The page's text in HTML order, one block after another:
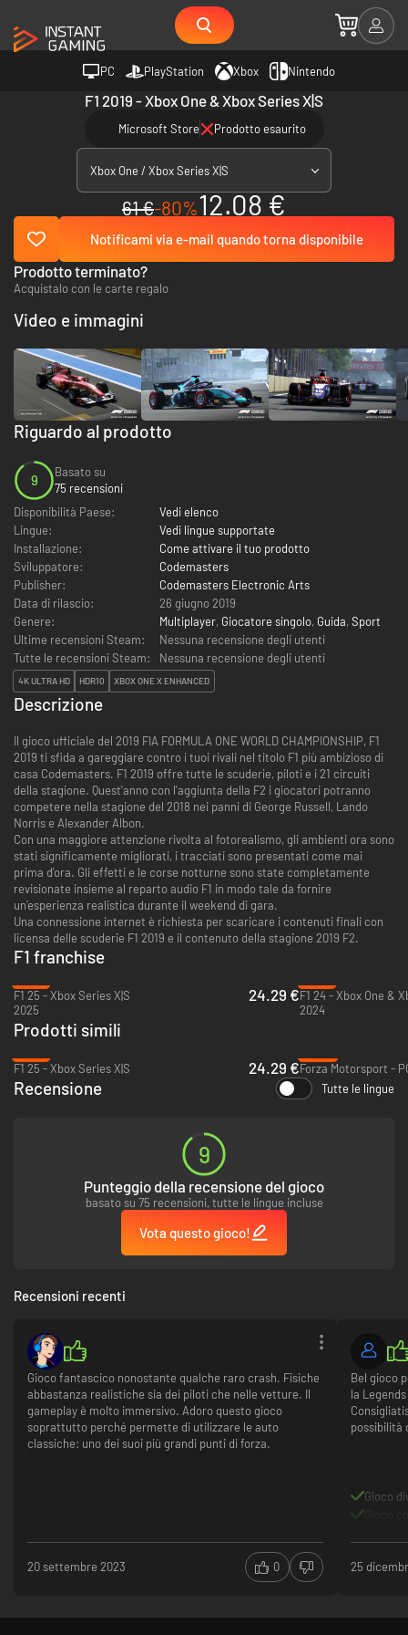
PC PlayStation Xbox Nintendo
F1 2019 - Xbox One & Xbox Series X|S
Microsoft Store Prodotto esaurito
Xbox One / Xbox Series X|S
61 €-80%12.08 €
Notificami via e-mail quando torna disponibile
Prodotto terminato?
Acquistalo con le carte regalo
Riguardo al prodotto
9
Basato su
75 recensioni
Disponibilità Paese:
Vedi elenco
Lingue:
Vedi lingue supportate
Installazione:
Come attivare il tuo prodotto
Sviluppatore:
Codemasters
Publisher:
Codemasters Electronic Arts
Data di rilascio:
26 giugno 2019
Genere:
Multiplayer, Giocatore singolo, Guida, Sport
Ultime recensioni Steam:
Nessuna recensione degli utenti
Tutte le recensioni Steam:
Nessuna recensione degli utenti
4K ULTRA HD HDR10 XBOX ONE X ENHANCED
Video e immagini
Descrizione
Il gioco ufficiale del 2019 FIA FORMULA ONE WORLD CHAMPIONSHIP, F1
2019 ti sfida a gareggiare contro i tuoi rivali nel titolo F1 più ambizioso di
casa Codemasters. F1 2019 offre tutte le scuderie, piloti e i 21 circuiti
della stagione. Quest'anno con l'aggiunta della F2 i giocatori potranno
competere nella stagione del 2018 nei panni di George Russell, Lando
Norris e Alexander Albon.
Con una maggiore attenzione rivolta al fotorealismo, gli ambienti ora sono
stati significamente migliorati, i tracciati sono presentati come mai
prima d'ora. Gli effetti e le corse notturne sono state completamente
revisionate insieme al reparto audio F1 in modo tale da fornire
un'esperienza realistica durante il weekend di gara.
Una connessione internet è richiesta per scaricare i contenuti finali con
licensa delle scuderie F1 2019 e il contenuto della stagione 2019 F2.
F1 franchise
F1 25 - Xbox Series X|S
2025
24.29 €F1 24 - Xbox One &
2024
Prodotti simili
F1 25 - Xbox Series X|S
24.29 €
Recensione Tutte le lingue
9
Punteggio della recensione del gioco
basato su 75 recensioni, tutte le lingue incluse
Vota questo gioco!
Recensioni recenti
Gioco fantascico nonostante qualche raro crash. Fisiche
abbastanza realistiche sia dei piloti che nelle vetture. Il
gameplay è molto immersivo. Adoro questo gioco
soprattutto perché permette di utilizzare le auto
classiche: uno dei suoi più grandi punti di forza.
20 settembre 2023 0
Bel gioco
la
possibilità
Gioco
25